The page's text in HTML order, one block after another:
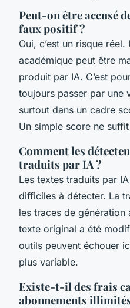
Peut-on être accusé
faux positif ?
Oui, c’est un risque
académique peut être
produit par IA. C’est
toujours passer par une
surtout dans un cadre
Un simple score ne
Comment les
traduits par IA ?
Les textes traduits par
difficiles à détecter. La
les traces de
texte original a été
outils peuvent échouer
plus variable.
Existe-t-il des frais
abonnements